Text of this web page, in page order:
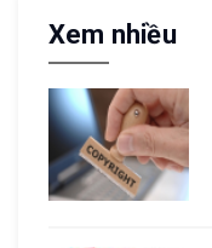
Xem nhiều